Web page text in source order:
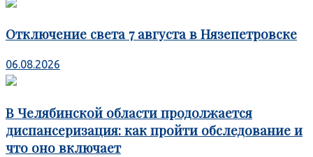
Отключение света 7 августа в Нязепетровске
06.08.2026
В Челябинской области продолжается
диспансеризация: как пройти обследование и
что оно включает